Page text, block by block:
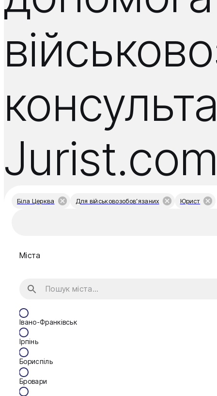
Біла Церква Для військовозобов’язаних Юрист
Міста
Івано-Франківськ
Ірпінь
Бориспіль
Бровари